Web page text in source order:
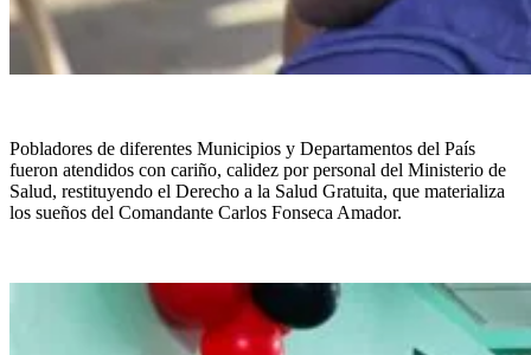
Pobladores de diferentes Municipios y Departamentos del País
fueron atendidos con cariño, calidez por personal del Ministerio de
Salud, restituyendo el Derecho a la Salud Gratuita, que materializa
los sueños del Comandante Carlos Fonseca Amador.